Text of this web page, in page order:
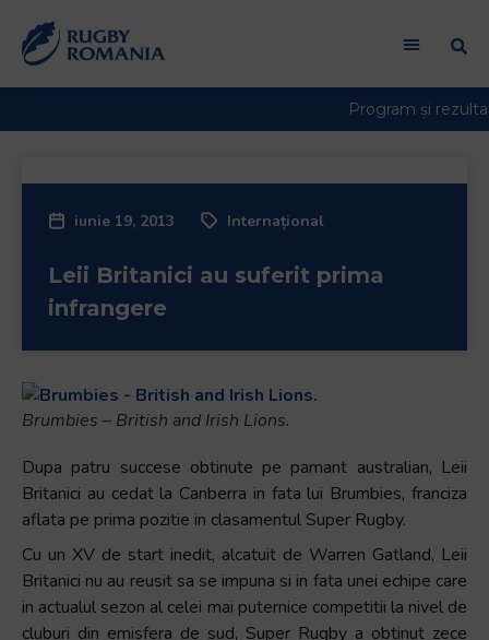
iunie 19, 2013 Internațional
Leii Britanici au suferit prima
infrangere
Brumbies – British and Irish Lions.
Dupa patru succese obtinute pe pamant australian, Leii
Britanici au cedat la Canberra in fata lui Brumbies, franciza
aflata pe prima pozitie in clasamentul Super Rugby.
Cu un XV de start inedit, alcatuit de Warren Gatland, Leii
Britanici nu au reusit sa se impuna si in fata unei echipe care
in actualul sezon al celei mai puternice competitii la nivel de
cluburi din emisfera de sud, Super Rugby a obtinut zece